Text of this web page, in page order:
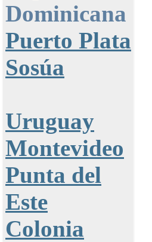
Dominicana
Puerto Plata
Sosúa
Uruguay
Montevideo
Punta del
Este
Colonia